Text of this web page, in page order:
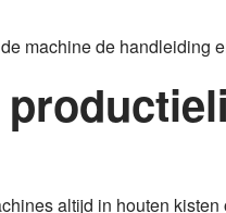
machine de handleiding
altijd in houten